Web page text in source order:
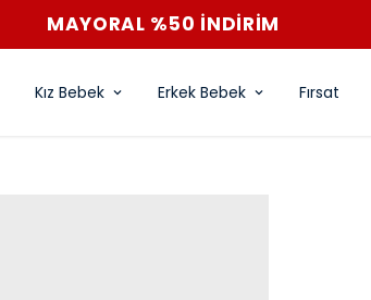
MAYORAL %50 İNDİRİM
Kız Bebek Erkek Bebek Fırsat